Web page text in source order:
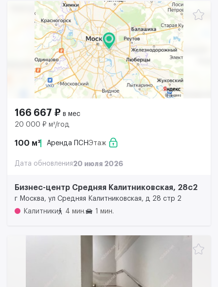
166 667 ₽ в мес
20 000 ₽ м²/год
100 м² Аренда ПСНЭтаж
Дата обновления20 июля 2026
Бизнес-центр Средняя Калитниковская, 28с2
г Москва, ул Средняя Калитниковская, д 28 стр 2
Калитники
4 мин. 1 мин.